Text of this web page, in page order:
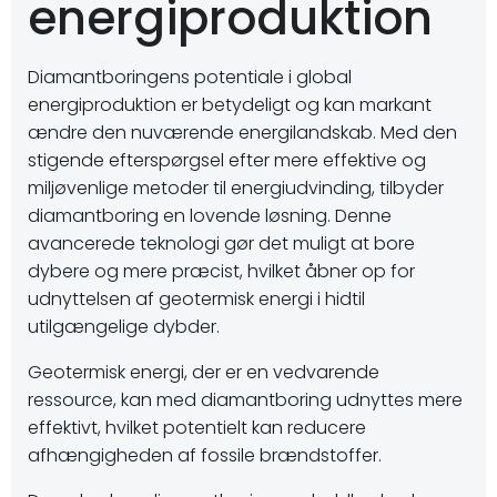
energiproduktion
Diamantboringens potentiale i global
energiproduktion er betydeligt og kan markant
ændre den nuværende energilandskab. Med den
stigende efterspørgsel efter mere effektive og
miljøvenlige metoder til energiudvinding, tilbyder
diamantboring en lovende løsning. Denne
avancerede teknologi gør det muligt at bore
dybere og mere præcist, hvilket åbner op for
udnyttelsen af geotermisk energi i hidtil
utilgængelige dybder.
Geotermisk energi, der er en vedvarende
ressource, kan med diamantboring udnyttes mere
effektivt, hvilket potentielt kan reducere
afhængigheden af fossile brændstoffer.